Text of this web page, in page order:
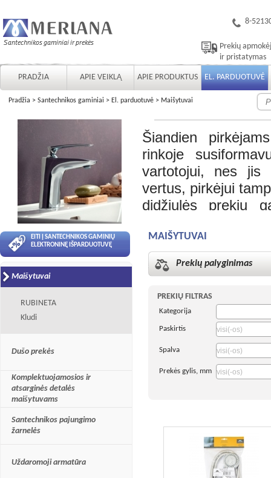
8-
Prekių
ir pristatymas
PRADŽIA APIE VEIKLĄ APIE PRODUKTUS EL. PARDUOTUVĖ
Pradžia > Santechnikos gaminiai > El. parduotuvė > Maišytuvai
Šiandien
rinkoje
vartotojui, nes jis
vertus, pirkėjui
didžiulės prekių
ko gi priklauso
pačius
kiekvienam (pati
garsus prekės
pirkėjai galės
Daugiau
ypatumus, tai, iš
EITI Į SANTECHNIKOS GAMINIŲ
ELEKTRONINĘ IŠPARDUOTUVĘ
Maišytuvai
RUBINETA
Kludi
Dušo prekės
Komplektuojamosios ir
atsarginės detalės
maišytuvams
Santechnikos pajungimo
žarnelės
Uždaromoji armatūra
MAIŠYTUVAI
Prekių palyginimas
PREKIŲ FILTRAS
Kategorija
Paskirtis
Spalva
Prekės gylis, mm